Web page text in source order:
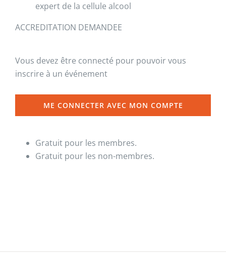
expert de la cellule alcool
ACCREDITATION DEMANDEE
Vous devez être connecté pour pouvoir vous
inscrire à un événement
ME CONNECTER AVEC MON COMPTE
Gratuit pour les membres.
Gratuit pour les non-membres.